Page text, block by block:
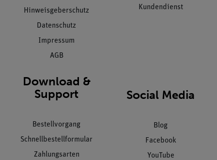
Hinweisgeberschutz
Datenschutz
Impressum
AGB
Kundendienst
Download &
Support
Bestellvorgang
Schnellbestellformular
Zahlungsarten
Social Media
Blog
Facebook
YouTube